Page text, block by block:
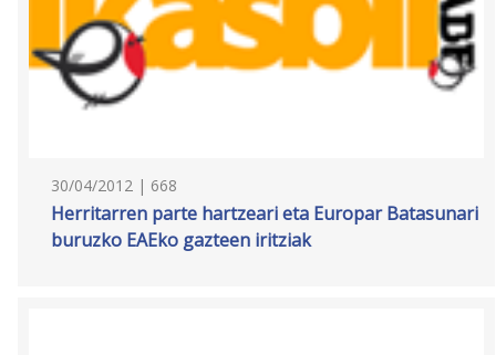
30/04/2012 | 668
Herritarren parte hartzeari eta Europar Batasunari
buruzko EAEko gazteen iritziak